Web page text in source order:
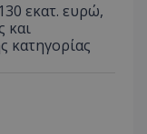
εκατ. ευρώ,
και
κατηγορίας